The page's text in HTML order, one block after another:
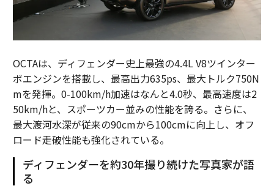
OCTAは、ディフェンダー史上最強の4.4L V8ツインター
ボエンジンを搭載し、最高出力635ps、最大トルク750N
mを発揮。0-100km/h加速はなんと4.0秒、最高速度は2
50km/hと、スポーツカー並みの性能を誇る。さらに、
最大渡河水深が従来の90cmから100cmに向上し、オフ
ロード走破性能も強化されている。
ディフェンダーを約30年撮り続けた写真家が語
る